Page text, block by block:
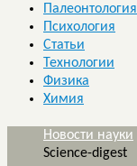
Палеонтология
Психология
Статьи
Технологии
Физика
Химия
Новости науки
Science-digest